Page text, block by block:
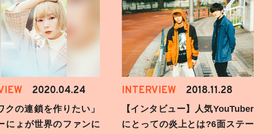
2020.04.24
クの連鎖を作りたい」
にょが世界のファンに
INTERVIEW 2018.11.28
【インタビュー】人気YouTuber
にとっての炎上とは?6面ステー